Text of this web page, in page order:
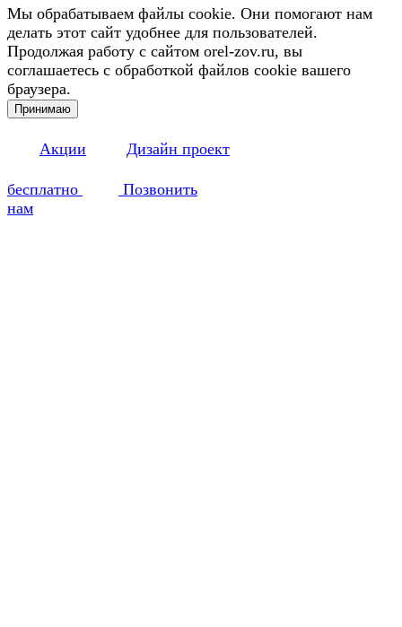
Мы обрабатываем файлы cookie. Они помогают нам
делать этот сайт удобнее для пользователей.
Продолжая работу с сайтом orel-zov.ru, вы
соглашаетесь с обработкой файлов cookie вашего
браузера.
Принимаю
Акции Дизайн проект
бесплатно
Позвонить
нам